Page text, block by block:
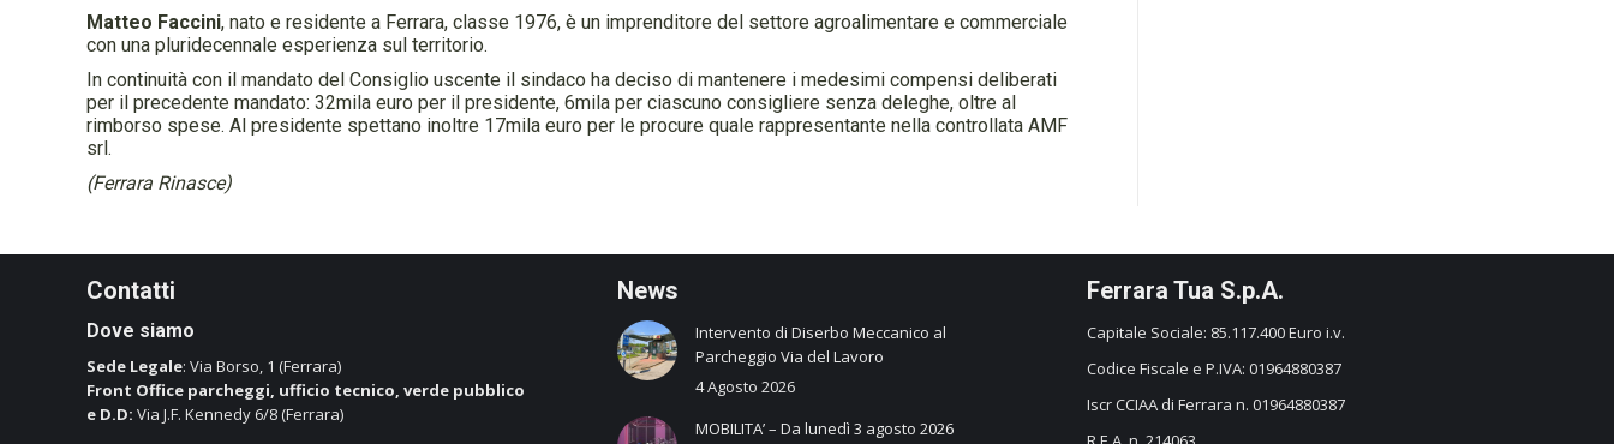
Matteo Faccini, nato e residente a Ferrara, classe 1976, è un imprenditore del settore agroalimentare e commerciale
con una pluridecennale esperienza sul territorio.
In continuità con il mandato del Consiglio uscente il sindaco ha deciso di mantenere i medesimi compensi deliberati
per il precedente mandato: 32mila euro per il presidente, 6mila per ciascuno consigliere senza deleghe, oltre al
rimborso spese. Al presidente spettano inoltre 17mila euro per le procure quale rappresentante nella controllata AMF
srl.
(Ferrara Rinasce)
Contatti
Dove siamo
Sede Legale: Via Borso, 1 (Ferrara)
Front Office parcheggi, ufficio tecnico, verde pubblico
e D.D: Via J.F. Kennedy 6/8 (Ferrara)
News
Intervento di Diserbo Meccanico al
Parcheggio Via del Lavoro
4 Agosto 2026
MOBILITA’ – Da lunedì 3 agosto 2026
Ferrara Tua S.p.A.
Capitale Sociale: 85.117.400 Euro i.v.
Codice Fiscale e P.IVA: 01964880387
Iscr CCIAA di Ferrara n. 01964880387